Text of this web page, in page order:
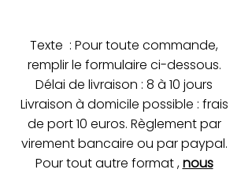
Texte : Pour toute commande,
remplir le formulaire ci-dessous.
Délai de livraison : 8 à 10 jours
Livraison à domicile possible : frais
de port 10 euros. Règlement par
virement bancaire ou par paypal.
Pour tout autre format ,nous